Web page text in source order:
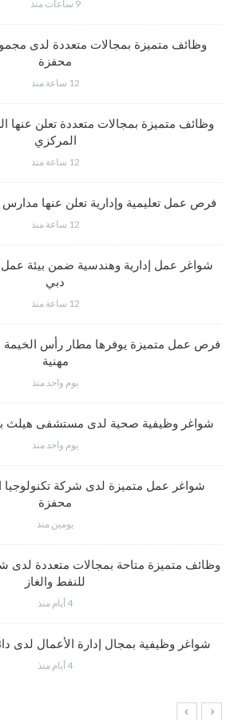
9 ساعات منذ
وظائف متميزة بمجالات متعددة لدى
محفزة
12 ساعة منذ
وظائف متميزة بمجالات متعددة تعلن عنها
المركزي
12 ساعة منذ
فرص عمل تعليمية وإدارية تعلن عنها مدارس
12 ساعة منذ
شواغر عمل إدارية وهندسية ضمن بيئة عمل
دبي
12 ساعة منذ
فرص عمل متميزة يوفرها مطار رأس الخيمة
مهنية
يوم واحد منذ
شواغر وظيفية صحية لدى مستشفى هيلث
يوم واحد منذ
شواغر عمل متميزة لدى شركة تكنولوجيا
محفزة
يومين منذ
وظائف متميزة متاحة بمجالات متعددة
للنفط والغاز
4 أيام منذ
شواغر وظيفية بمجال إدارة الأعمال لدى
4 أيام منذ